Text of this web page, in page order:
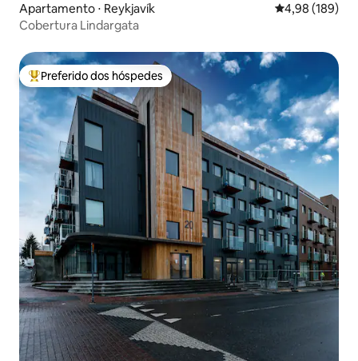
Apartamento ⋅ Reykjavík 4,98 de uma
4,98 (189)
Cobertura Lindargata
Entre os melhores preferidos dos hóspedes
Preferido dos hóspedes